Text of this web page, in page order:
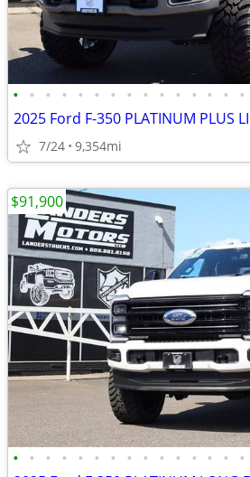
• • • • • • • • • • • • • • •
7/24 9,354mi
• • • • • • • • • • • • • • •
$91,900